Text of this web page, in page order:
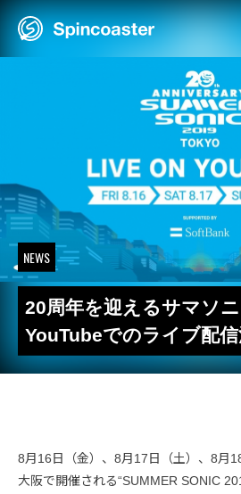
Skip
NEWS
20周年を迎えるサマソ
YouTubeでのライブ配信
8月16日（金）、8月17日（土）、8月
大阪で開催される“SUMMER SONIC